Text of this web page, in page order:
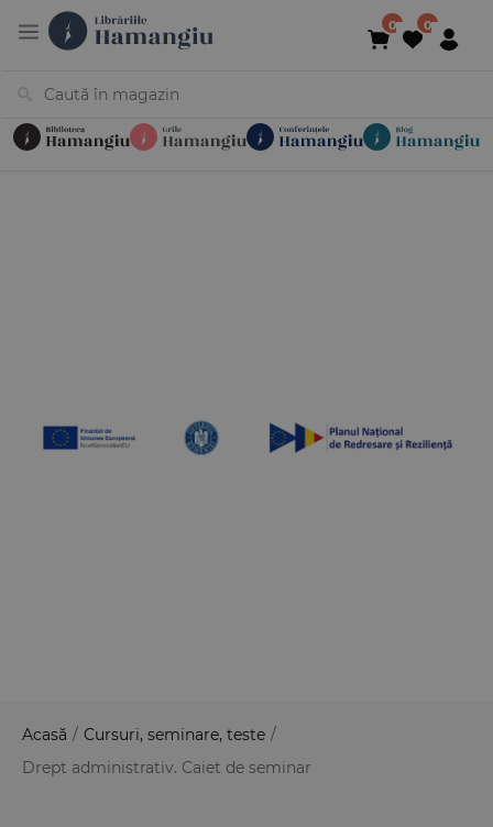
Acasă / Cursuri, seminare, teste /
Drept administrativ. Caiet de seminar